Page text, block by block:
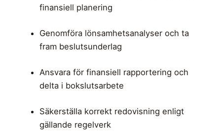
finansiell planering
Genomföra lönsamhetsanalyser och ta
fram beslutsunderlag
Ansvara för finansiell rapportering och
delta i bokslutsarbete
Säkerställa korrekt redovisning enligt
gällande regelverk